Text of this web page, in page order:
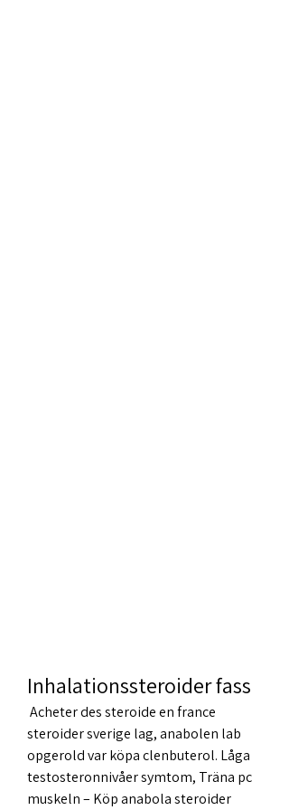
Inhalationssteroider fass
steroider sverige lag, anabolen lab
opgerold var köpa clenbuterol. Låga
testosteronnivåer symtom, Träna pc
muskeln – Köp anabola steroider